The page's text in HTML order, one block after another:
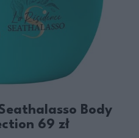
Body
69 zł